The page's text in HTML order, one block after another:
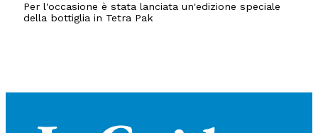
Per l'occasione è stata lanciata un'edizione speciale
della bottiglia in Tetra Pak